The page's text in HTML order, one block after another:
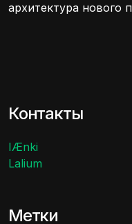
архитектура нового
Контакты
IÆnki
Lalium
Метки